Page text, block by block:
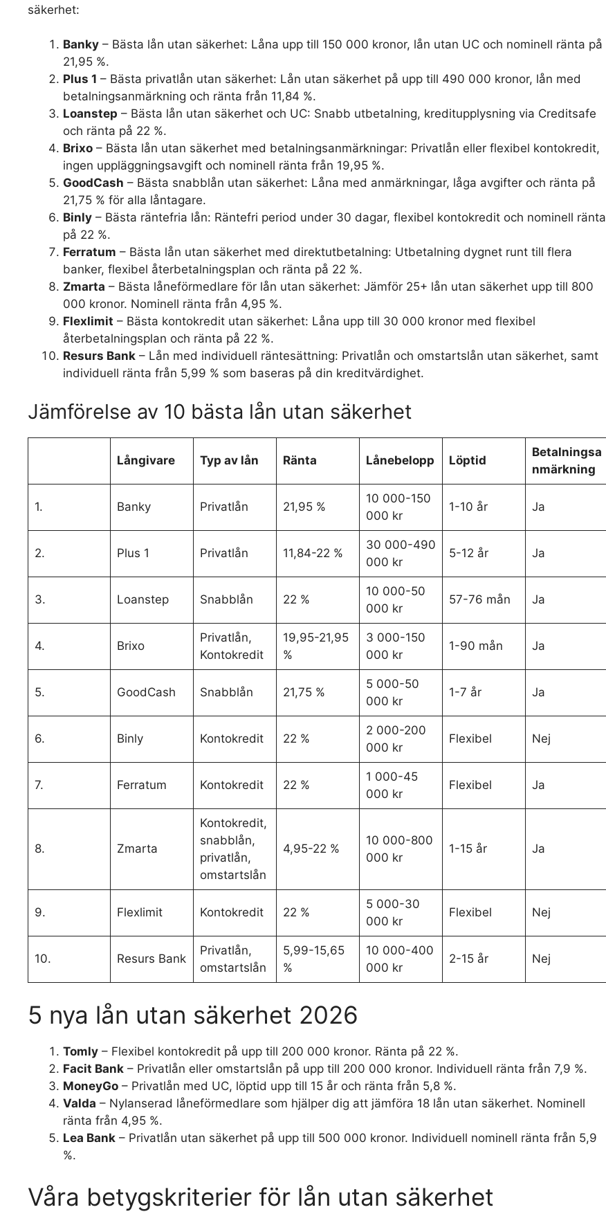
säkerhet:
Banky – Bästa lån utan säkerhet: Låna upp till 150 000 kronor, lån utan UC och nominell ränta på
21,95 %.
Plus 1 – Bästa privatlån utan säkerhet: Lån utan säkerhet på upp till 490 000 kronor, lån med
betalningsanmärkning och ränta från 11,84 %.
Loanstep – Bästa lån utan säkerhet och UC: Snabb utbetalning, kreditupplysning via Creditsafe
och ränta på 22 %.
Brixo – Bästa lån utan säkerhet med betalningsanmärkningar: Privatlån eller flexibel kontokredit,
ingen uppläggningsavgift och nominell ränta från 19,95 %.
GoodCash – Bästa snabblån utan säkerhet: Låna med anmärkningar, låga avgifter och ränta på
21,75 % för alla låntagare.
Binly – Bästa räntefria lån: Räntefri period under 30 dagar, flexibel kontokredit och nominell ränta
på 22 %.
Ferratum – Bästa lån utan säkerhet med direktutbetalning: Utbetalning dygnet runt till flera
banker, flexibel återbetalningsplan och ränta på 22 %.
Zmarta – Bästa låneförmedlare för lån utan säkerhet: Jämför 25+ lån utan säkerhet upp till 800
000 kronor. Nominell ränta från 4,95 %.
Flexlimit – Bästa kontokredit utan säkerhet: Låna upp till 30 000 kronor med flexibel
återbetalningsplan och ränta på 22 %.
Resurs Bank – Lån med individuell räntesättning: Privatlån och omstartslån utan säkerhet, samt
individuell ränta från 5,99 % som baseras på din kreditvärdighet.
Jämförelse av 10 bästa lån utan säkerhet
Långivare Typ av lån Ränta Lånebelopp Löptid
Betalningsa
nmärkning
1. Banky Privatlån 21,95 %
10 000-150
000 kr
1-10 år Ja
2. Plus 1 Privatlån 11,84-22 %
30 000-490
000 kr
5-12 år Ja
3. Loanstep Snabblån 22 %
10 000-50
000 kr
57-76 mån Ja
4. Brixo
Privatlån,
Kontokredit
19,95-21,95
%
3 000-150
000 kr
1-90 mån Ja
5. GoodCash Snabblån 21,75 %
5 000-50
000 kr
1-7 år Ja
6. Binly Kontokredit 22 %
2 000-200
000 kr
Flexibel Nej
7. Ferratum Kontokredit 22 %
1 000-45
000 kr
Flexibel Ja
8. Zmarta
Kontokredit,
snabblån,
privatlån,
omstartslån
4,95-22 %
10 000-800
000 kr
1-15 år Ja
9. Flexlimit Kontokredit 22 %
5 000-30
000 kr
Flexibel Nej
10. Resurs Bank
Privatlån,
omstartslån
5,99-15,65
%
10 000-400
000 kr
2-15 år Nej
5 nya lån utan säkerhet 2026
Tomly – Flexibel kontokredit på upp till 200 000 kronor. Ränta på 22 %.
Facit Bank – Privatlån eller omstartslån på upp till 200 000 kronor. Individuell ränta från 7,9 %.
MoneyGo – Privatlån med UC, löptid upp till 15 år och ränta från 5,8 %.
Valda – Nylanserad låneförmedlare som hjälper dig att jämföra 18 lån utan säkerhet. Nominell
ränta från 4,95 %.
Lea Bank – Privatlån utan säkerhet på upp till 500 000 kronor. Individuell nominell ränta från 5,9
%.
Våra betygskriterier för lån utan säkerhet